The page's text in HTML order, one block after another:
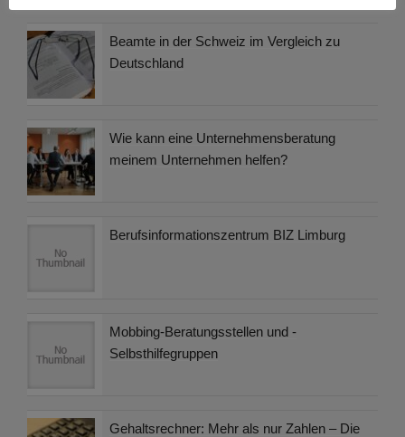
Beamte in der Schweiz im Vergleich zu
Deutschland
Wie kann eine Unternehmensberatung
meinem Unternehmen helfen?
Berufsinformationszentrum BIZ Limburg
Mobbing-Beratungsstellen und -
Selbsthilfegruppen
Gehaltsrechner: Mehr als nur Zahlen – Die